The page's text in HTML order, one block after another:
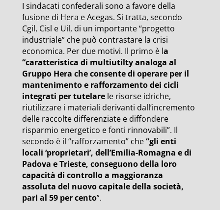
I sindacati confederali sono a favore della
fusione di Hera e Acegas. Si tratta, secondo
Cgil, Cisl e Uil, di un importante “progetto
industriale” che può contrastare la crisi
economica. Per due motivi. Il primo è la
“caratteristica di multiutilty analoga al
Gruppo Hera che consente di operare per il
mantenimento e rafforzamento dei cicli
integrati per tutelarele risorse idriche,
riutilizzare i materiali derivanti dall’incremento
delle raccolte differenziate e diffondere
risparmio energetico e fonti rinnovabili”. Il
secondo è il “rafforzamento” che“gli enti
locali ‘proprietari’, dell’Emilia-Romagna e di
Padova e Trieste, conseguono della loro
capacità di controllo a maggioranza
assoluta del nuovo capitale della società,
pari al 59 per cento”.